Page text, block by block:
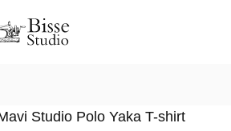
Studio Polo Yaka T-shirt